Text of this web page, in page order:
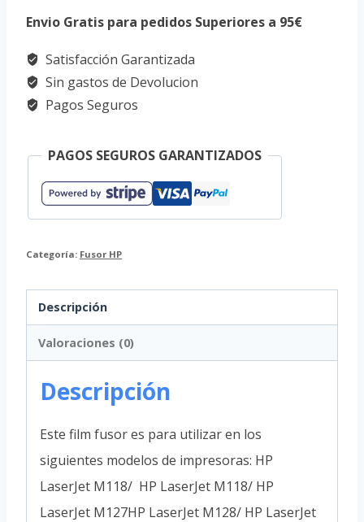
hp
M127;
M128;
M203;
Envio Gratis para pedidos Superiores a 95€
Satisfacción Garantizada
Sin gastos de Devolucion
Pagos Seguros
PAGOS SEGUROS GARANTIZADOS
Categoría: Fusor HP
Descripción
Valoraciones (0)
Descripción
Este film fusor es para utilizar en los
siguientes modelos de impresoras: HP
LaserJet M118/ HP LaserJet M118/ HP
LaserJet M127HP LaserJet M128/ HP LaserJet